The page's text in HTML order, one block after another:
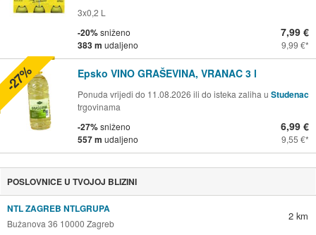
3x0,2 L
-20%sniženo
383 m udaljeno
7,99 €
9,99 €
Epsko VINO GRAŠEVINA, VRANAC 3 l
Ponuda vrijedi do 11.08.2026 ili do isteka zaliha u Studenac
trgovinama
-27%sniženo
557 m udaljeno
6,99 €
9,55 €
-27%
POSLOVNICE U TVOJOJ BLIZINI
NTL ZAGREB NTLGRUPA
Bužanova 36 10000 Zagreb
2 km